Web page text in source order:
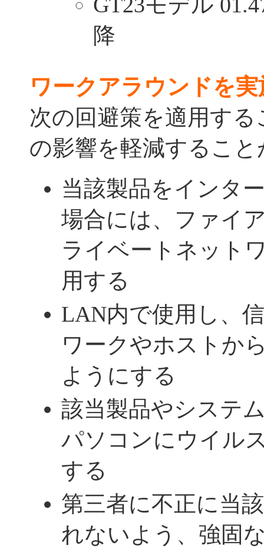
GT23モデル
降
ワークアラウンドを
次の回避策を適用す
の影響を軽減するこ
当該製品をインタ
場合には、ファイ
ライベートネット
用する
LAN内で使用し、
ワークやホストか
ようにする
該当製品やシステ
パソコンにウイル
する
第三者に不正に当
れないよう、強固